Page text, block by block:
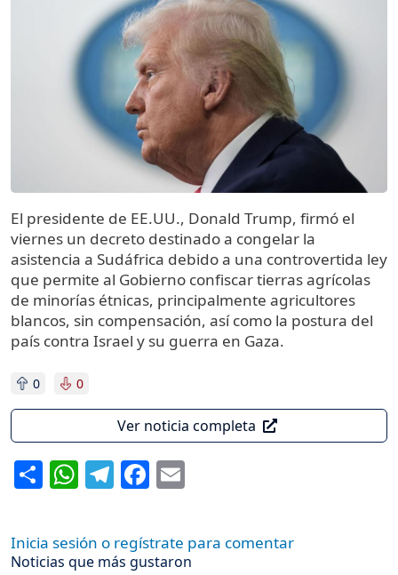
El presidente de EE.UU., Donald Trump, firmó el
viernes un decreto destinado a congelar la
asistencia a Sudáfrica debido a una controvertida ley
que permite al Gobierno confiscar tierras agrícolas
de minorías étnicas, principalmente agricultores
blancos, sin compensación, así como la postura del
país contra Israel y su guerra en Gaza.
0 0
Ver noticia completa
ShareWhatsApp
Telegram
Facebook
Inicia sesión o regístrate para comentar
Noticias que más gustaron